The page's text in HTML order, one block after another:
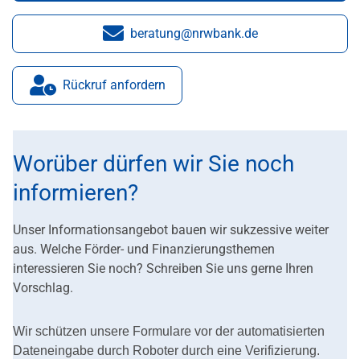
E-Mail:
beratung@nrwbank.de
Rückruf anfordern
Worüber dürfen wir Sie noch
informieren?
Unser Informationsangebot bauen wir sukzessive weiter
aus. Welche Förder- und Finanzierungsthemen
interessieren Sie noch? Schreiben Sie uns gerne Ihren
Vorschlag.
Wir schützen unsere Formulare vor der automatisierten
Dateneingabe durch Roboter durch eine Verifizierung.